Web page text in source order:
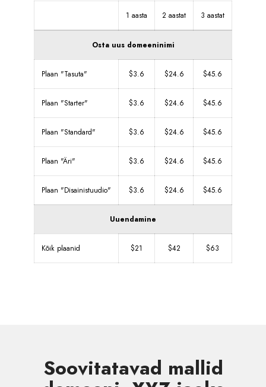
1 aasta 2 aastat 3 aastat
Osta uus domeeninimi
Plaan "Tasuta" $3.6 $24.6 $45.6
Plaan "Starter" $3.6 $24.6 $45.6
Plaan "Standard" $3.6 $24.6 $45.6
Plaan "Äri" $3.6 $24.6 $45.6
Plaan "Disainistuudio" $3.6 $24.6 $45.6
Uuendamine
Kõik plaanid $21 $42 $63
Soovitatavad mallid